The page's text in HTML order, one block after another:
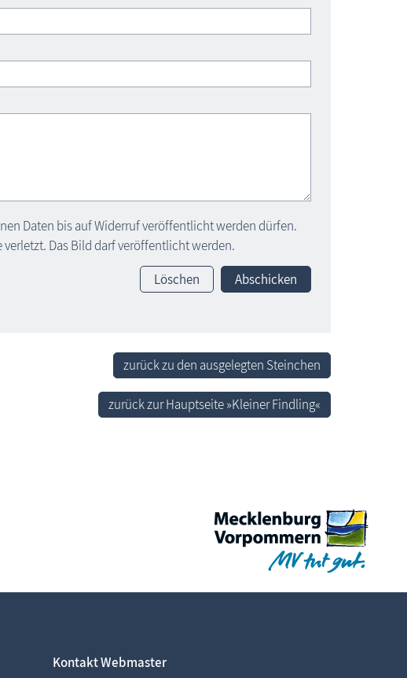
Daten bis auf Widerruf veröffentlicht werden dürfen.
Das Bild darf veröffentlicht werden.
Löschen
Abschicken
zurück zu den ausgelegten Steinchen
zurück zur Hauptseite »Kleiner Findling«
Kontakt Webmaster